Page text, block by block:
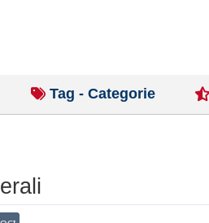
Tag - Categorie